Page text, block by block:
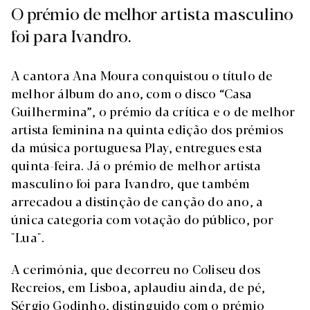
O prémio de melhor artista masculino
foi para Ivandro.
A cantora Ana Moura conquistou o título de
melhor álbum do ano, com o disco “Casa
Guilhermina”, o prémio da crítica e o de melhor
artista feminina na quinta edição dos prémios
da música portuguesa Play, entregues esta
quinta-feira. Já o prémio de melhor artista
masculino foi para Ivandro, que também
arrecadou a distinção de canção do ano, a
única categoria com votação do público, por
"Lua".
A cerimónia, que decorreu no Coliseu dos
Recreios, em Lisboa, aplaudiu ainda, de pé,
Sérgio Godinho, distinguido com o prémio